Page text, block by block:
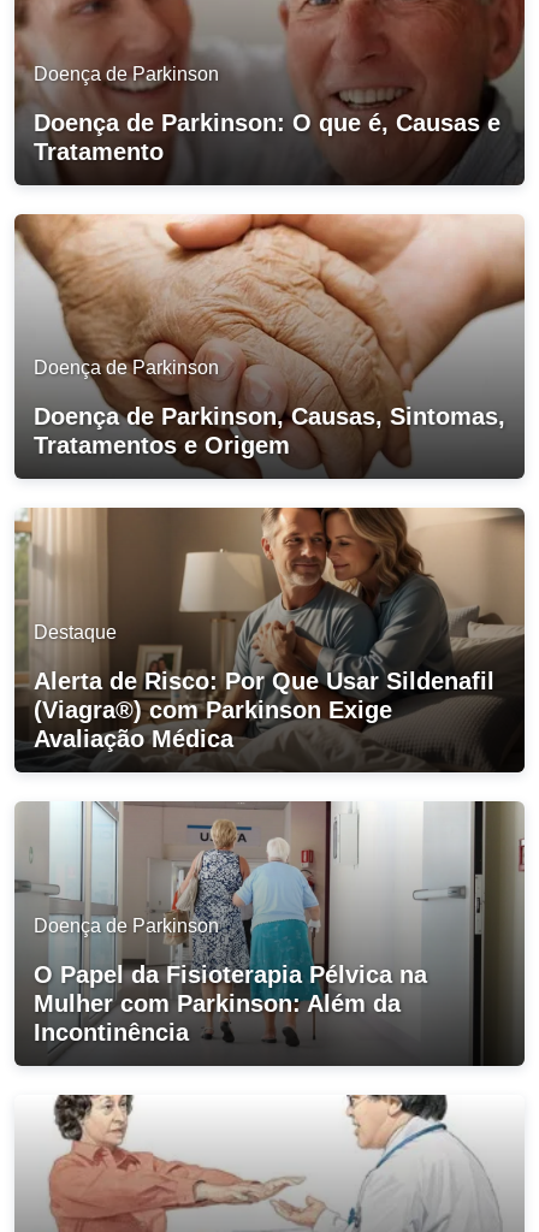
Doença de Parkinson
Doença de Parkinson: O que é, Causas e
Tratamento
Doença de Parkinson
Doença de Parkinson, Causas, Sintomas,
Tratamentos e Origem
Destaque
Alerta de Risco: Por Que Usar Sildenafil
(Viagra®) com Parkinson Exige
Avaliação Médica
Doença de Parkinson
O Papel da Fisioterapia Pélvica na
Mulher com Parkinson: Além da
Incontinência